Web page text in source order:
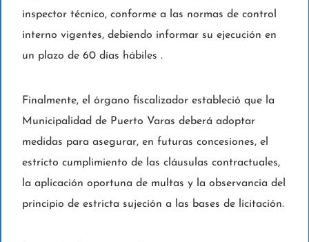
inspector técnico, conforme a las normas de control
interno vigentes, debiendo informar su ejecución en
un plazo de 60 días hábiles .
Finalmente, el órgano fiscalizador estableció que la
Municipalidad de Puerto Varas deberá adoptar
medidas para asegurar, en futuras concesiones, el
estricto cumplimiento de las cláusulas contractuales,
la aplicación oportuna de multas y la observancia del
principio de estricta sujeción a las bases de licitación.